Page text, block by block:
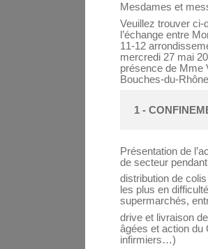
Mesdames et
Veuillez trouver
l’échange entre
11-12
mercredi 27 mai
présence de Mme
Bouches-du-
1 -
Présentation de
de secteur
distribution de
les plus en
supermarchés,
drive et livraison
âgées et action du
infirmiers…)